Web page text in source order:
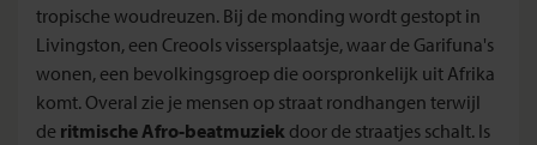
tropische woudreuzen. Bij de monding wordt gestopt in
Livingston, een Creools vissersplaatsje, waar de Garifuna's
wonen, een bevolkingsgroep die oorspronkelijk uit Afrika
komt. Overal zie je mensen op straat rondhangen terwijl
de ritmische Afro-beatmuziek door de straatjes schalt. Is